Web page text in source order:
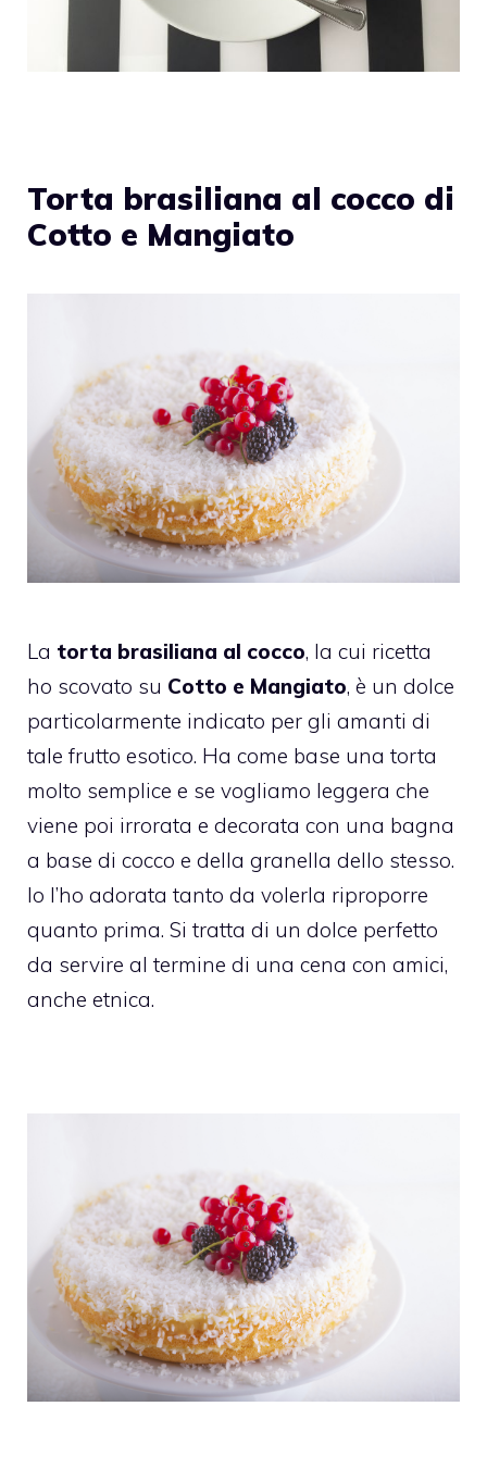
Torta brasiliana al cocco di
Cotto e Mangiato
La torta brasiliana al cocco, la cui ricetta
ho scovato su Cotto e Mangiato, è un dolce
particolarmente indicato per gli amanti di
tale frutto esotico. Ha come base una torta
molto semplice e se vogliamo leggera che
viene poi irrorata e decorata con una bagna
a base di cocco e della granella dello stesso.
Io l’ho adorata tanto da volerla riproporre
quanto prima. Si tratta di un dolce perfetto
da servire al termine di una cena con amici,
anche etnica.